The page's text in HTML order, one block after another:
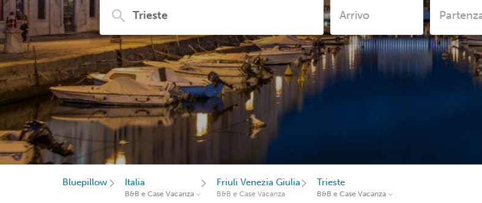
Bluepillow Italia
B&B e Case Vacanza
Friuli Venezia Giulia
B&B e Case Vacanza
Trieste
B&B e Case Vacanza